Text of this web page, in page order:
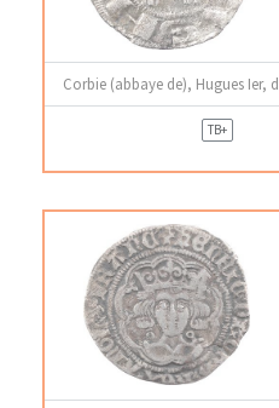
Corbie (abbaye de), Hugues Ier,
TB+